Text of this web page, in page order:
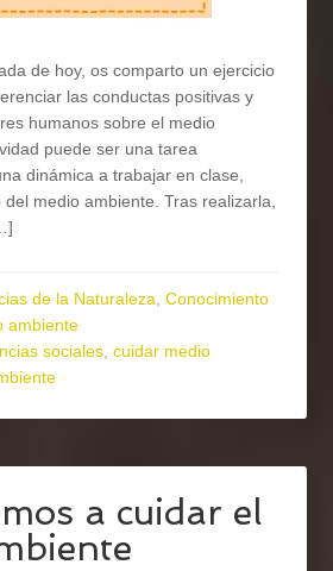
de hoy, os comparto un ejercicio
las conductas positivas y
humanos sobre el medio
puede ser una tarea
dinámica a trabajar en clase,
medio ambiente. Tras realizarla,
de la Naturaleza,Conocimiento
ambiente
sociales,cuidar medio
a cuidar el